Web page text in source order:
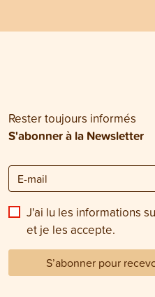
Rester toujours informés
S'abonner à la Newsletter
J'ai lu les informations
et je les accepte.
S’abonner pour